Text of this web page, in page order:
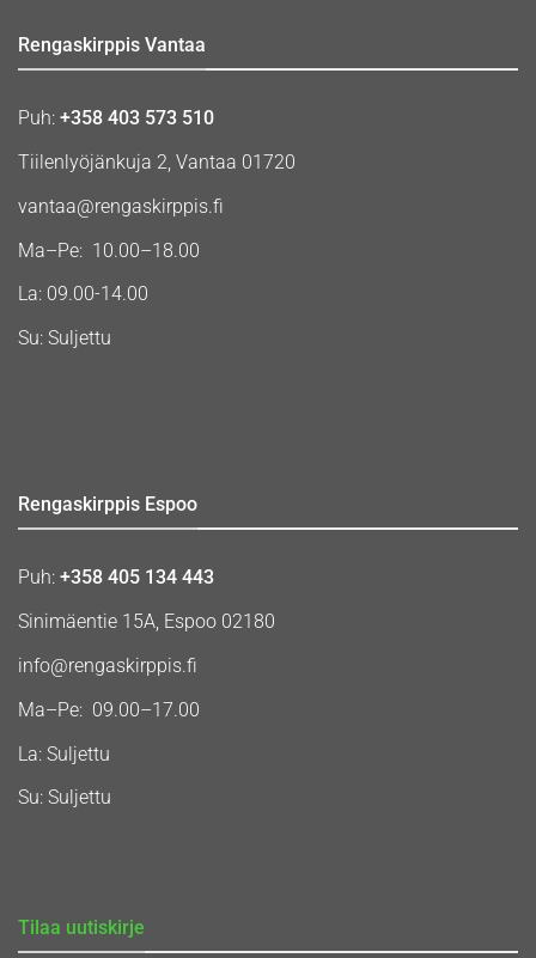
Rengaskirppis Vantaa
Puh: +358 403 573 510
Tiilenlyöjänkuja 2, Vantaa 01720
vantaa@rengaskirppis.fi
Ma–Pe: 10.00–18.00
La: 09.00-14.00
Su: Suljettu
Rengaskirppis Espoo
Puh: +358 405 134 443
Sinimäentie 15A, Espoo 02180
info@rengaskirppis.fi
Ma–Pe: 09.00–17.00
La: Suljettu
Su: Suljettu
Tilaa uutiskirje